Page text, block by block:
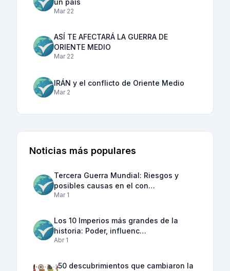
un país
Mar 22
ASÍ TE AFECTARÁ LA GUERRA DE
ORIENTE MEDIO
Mar 22
IRÁN y el conflicto de Oriente Medio
Mar 2
Noticias más populares
Tercera Guerra Mundial: Riesgos y
posibles causas en el con…
Mar 1
Los 10 Imperios más grandes de la
historia: Poder, influenc…
Abr 1
50 descubrimientos que cambiaron la